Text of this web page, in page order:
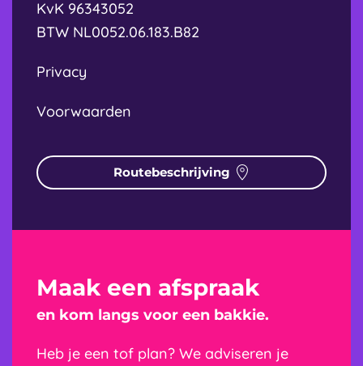
KvK 96343052
BTW NL0052.06.183.B82
Privacy
Voorwaarden
Routebeschrijving
Maak een afspraak
en kom langs voor een bakkie.
Heb je een tof plan? We adviseren je